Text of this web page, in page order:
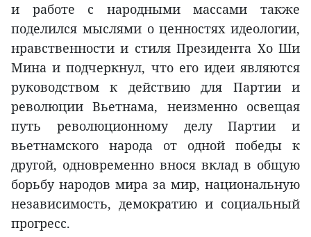
и работе с народными массами также
поделился мыслями о ценностях идеологии,
нравственности и стиля Президента Хо Ши
Мина и подчеркнул, что его идеи являются
руководством к действию для Партии и
революции Вьетнама, неизменно освещая
путь революционному делу Партии и
вьетнамского народа от одной победы к
другой, одновременно внося вклад в общую
борьбу народов мира за мир, национальную
независимость, демократию и социальный
прогресс.